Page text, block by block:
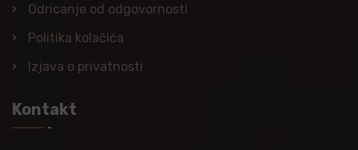
Odricanje od odgovornosti
Politika kolačića
Izjava o privatnosti
Kontakt